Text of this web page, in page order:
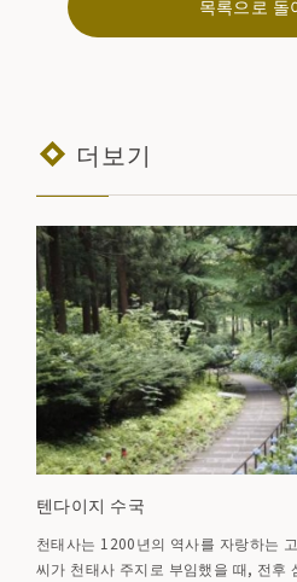
목록으로 돌
더보기
텐다이지 수국
천태사는 1200년의 역사를 자랑하는 고찰이
씨가 천태사 주지로 부임했을 때, 전후